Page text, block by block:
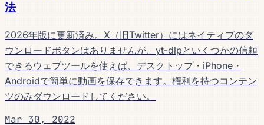
法
2026年版に更新済み。X（旧Twitter）にはネイティブのダ
ウンロードボタンはありませんが、yt-dlpといくつかの信頼
できるウェブツールを使えば、デスクトップ・iPhone・
Androidで簡単に動画を保存できます。権利を持つコンテン
ツのみダウンロードしてください。
Mar 30, 2022